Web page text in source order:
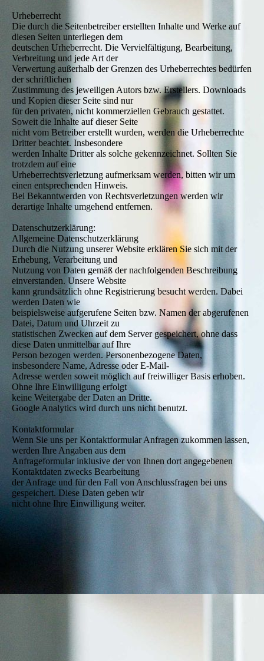
Urheberrecht
Die durch die Seitenbetreiber erstellten Inhalte und Werke auf
diesen Seiten unterliegen dem
deutschen Urheberrecht. Die Vervielfältigung, Bearbeitung,
Verbreitung und jede Art der
Verwertung außerhalb der Grenzen des Urheberrechtes bedürfen
der schriftlichen
Zustimmung des jeweiligen Autors bzw. Erstellers. Downloads
und Kopien dieser Seite sind nur
für den privaten, nicht kommerziellen Gebrauch gestattet.
Soweit die Inhalte auf dieser Seite
nicht vom Betreiber erstellt wurden, werden die Urheberrechte
Dritter beachtet. Insbesondere
werden Inhalte Dritter als solche gekennzeichnet. Sollten Sie
trotzdem auf eine
Urheberrechtsverletzung aufmerksam werden, bitten wir um
einen entsprechenden Hinweis.
Bei Bekanntwerden von Rechtsverletzungen werden wir
derartige Inhalte umgehend entfernen.
Datenschutzerklärung:
Allgemeine Datenschutzerklärung
Durch die Nutzung unserer Website erklären Sie sich mit der
Erhebung, Verarbeitung und
Nutzung von Daten gemäß der nachfolgenden Beschreibung
einverstanden. Unsere Website
kann grundsätzlich ohne Registrierung besucht werden. Dabei
werden Daten wie
beispielsweise aufgerufene Seiten bzw. Namen der abgerufenen
Datei, Datum und Uhrzeit zu
statistischen Zwecken auf dem Server gespeichert, ohne dass
diese Daten unmittelbar auf Ihre
Person bezogen werden. Personenbezogene Daten,
insbesondere Name, Adresse oder E-Mail-
Adresse werden soweit möglich auf freiwilliger Basis erhoben.
Ohne Ihre Einwilligung erfolgt
keine Weitergabe der Daten an Dritte.
Google Analytics wird durch uns nicht benutzt.
Kontaktformular
Wenn Sie uns per Kontaktformular Anfragen zukommen lassen,
werden Ihre Angaben aus dem
Anfrageformular inklusive der von Ihnen dort angegebenen
Kontaktdaten zwecks Bearbeitung
der Anfrage und für den Fall von Anschlussfragen bei uns
gespeichert. Diese Daten geben wir
nicht ohne Ihre Einwilligung weiter.